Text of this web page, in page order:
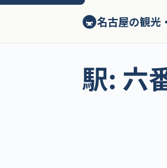
ン
🚇名古屋の観光
駅: 六